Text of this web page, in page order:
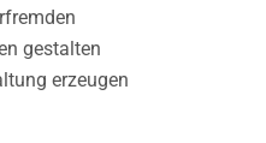
gestalten
erzeugen